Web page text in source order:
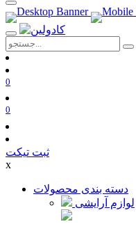
0
0
ثبت تیکت
x
دسته بندی محصولات
لوازم آرایشی